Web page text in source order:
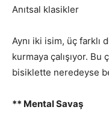
Anıtsal klasikler
Aynı iki isim, üç
kurmaya çalışıyor.
bisiklette neredeyse
** Mental Savaş